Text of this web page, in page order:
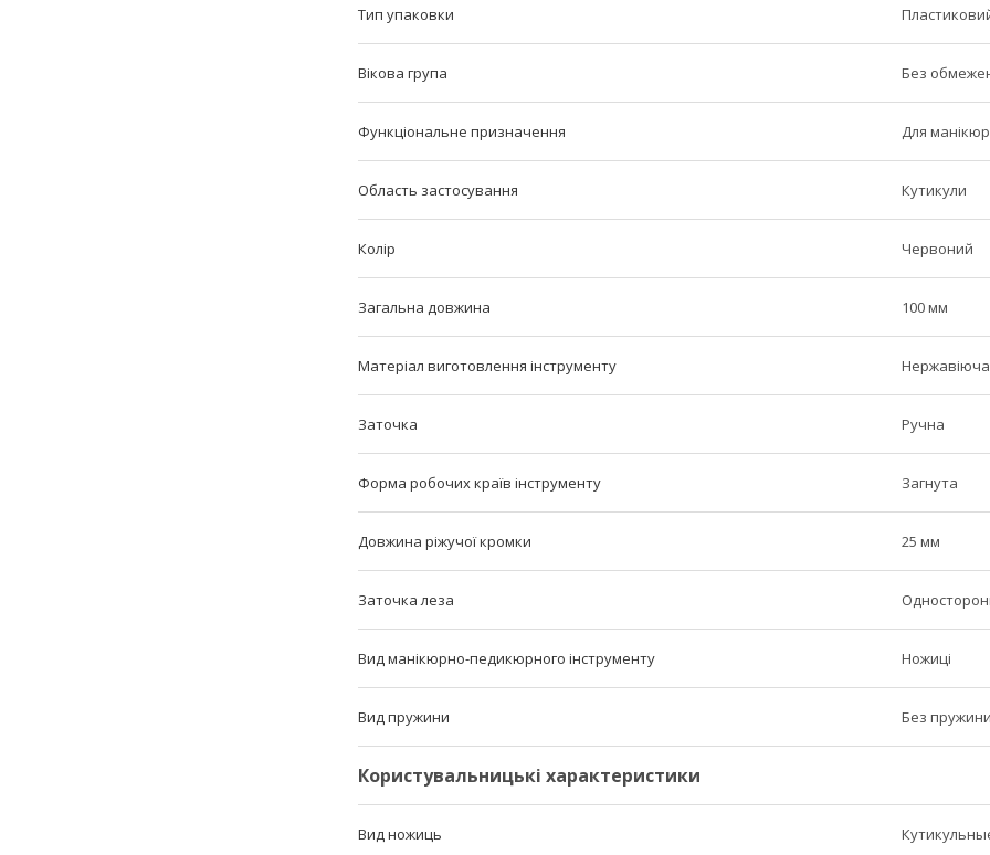
Тип упаковки
Вікова група Без
Функціональне призначення Для
Область застосування Кутикули
Колір Червоний
Загальна довжина 100 мм
Матеріал виготовлення інструменту Нержавіюча
Заточка Ручна
Форма робочих країв інструменту Загнута
Довжина ріжучої кромки 25 мм
Заточка леза
Вид манікюрно-педикюрного інструменту Ножиці
Вид пружини Без пружини
Користувальницькі характеристики
Вид ножиць